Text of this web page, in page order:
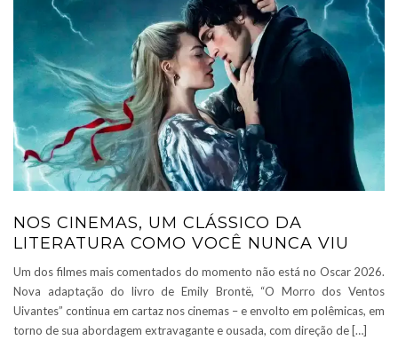
NOS CINEMAS, UM CLÁSSICO DA
LITERATURA COMO VOCÊ NUNCA VIU
Um dos filmes mais comentados do momento não está no Oscar 2026.
Nova adaptação do livro de Emily Brontë, “O Morro dos Ventos
Uivantes” continua em cartaz nos cinemas – e envolto em polêmicas, em
torno de sua abordagem extravagante e ousada, com direção de […]